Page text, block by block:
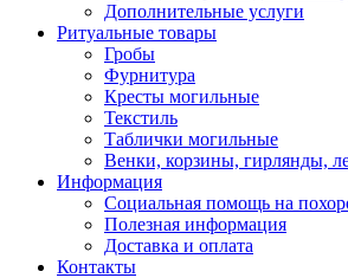
Дополнительные услуги
Ритуальные товары
Гробы
Фурнитура
Кресты могильные
Текстиль
Таблички могильные
Венки, корзины, гирлянды,
Информация
Социальная помощь на
Полезная информация
Доставка и оплата
Контакты